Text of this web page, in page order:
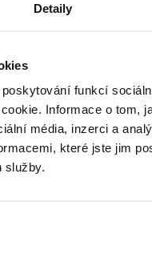
Detaily
funkcí
Informace o tom,
média, inzerci a
které jste jim
služby.
navrhla
některé další trestné činy s
mezi nepromlčitelné. Jde
s obecným ohrožením,
až výjimečný trest.